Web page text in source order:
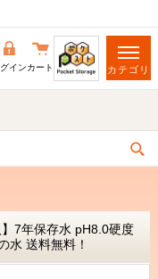
インカート カテゴリ
7年保存水 pH8.0硬度
水 送料無料！